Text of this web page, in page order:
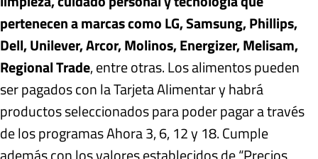
pertenecen a marcas como LG, Samsung, Phillips,
Dell, Unilever, Arcor, Molinos, Energizer, Melisam,
Regional Trade, entre otras. Los alimentos pueden
ser pagados con la Tarjeta Alimentar y habrá
productos seleccionados para poder pagar a través
de los programas Ahora 3, 6, 12 y 18. Cumple